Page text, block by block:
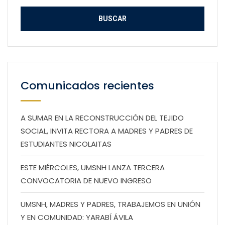
Comunicados recientes
A SUMAR EN LA RECONSTRUCCIÓN DEL TEJIDO
SOCIAL, INVITA RECTORA A MADRES Y PADRES DE
ESTUDIANTES NICOLAITAS
ESTE MIÉRCOLES, UMSNH LANZA TERCERA
CONVOCATORIA DE NUEVO INGRESO
UMSNH, MADRES Y PADRES, TRABAJEMOS EN UNIÓN
Y EN COMUNIDAD: YARABÍ ÁVILA